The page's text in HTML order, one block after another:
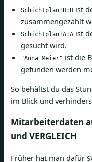
Schichtplan!H:H ist
zusammengezählt
Schichtplan!A:A ist
gesucht wird.
"Anna Meier" ist die
gefunden werden
So behältst du das
im Blick und
Mitarbeiterdaten
und VERGLEICH
Früher hat man dafür